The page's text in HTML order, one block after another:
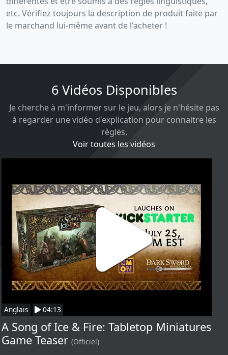
etc. Vérifiez toujours la description de produit faite par
le marchand lui-même avant de l'acheter !
6 Vidéos Disponibles
Je cherche à m'informer sur le jeu, alors je n'hésite pas
à regarder une vidéo d'explication pour connaitre les
règles.
Voir toutes les vidéos
Anglais 04:13
A Song of Ice & Fire: Tabletop Miniatures
Game Teaser (Officiel)